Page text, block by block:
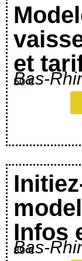
et
Bas-
50 €
Infos
Bas-
89 €